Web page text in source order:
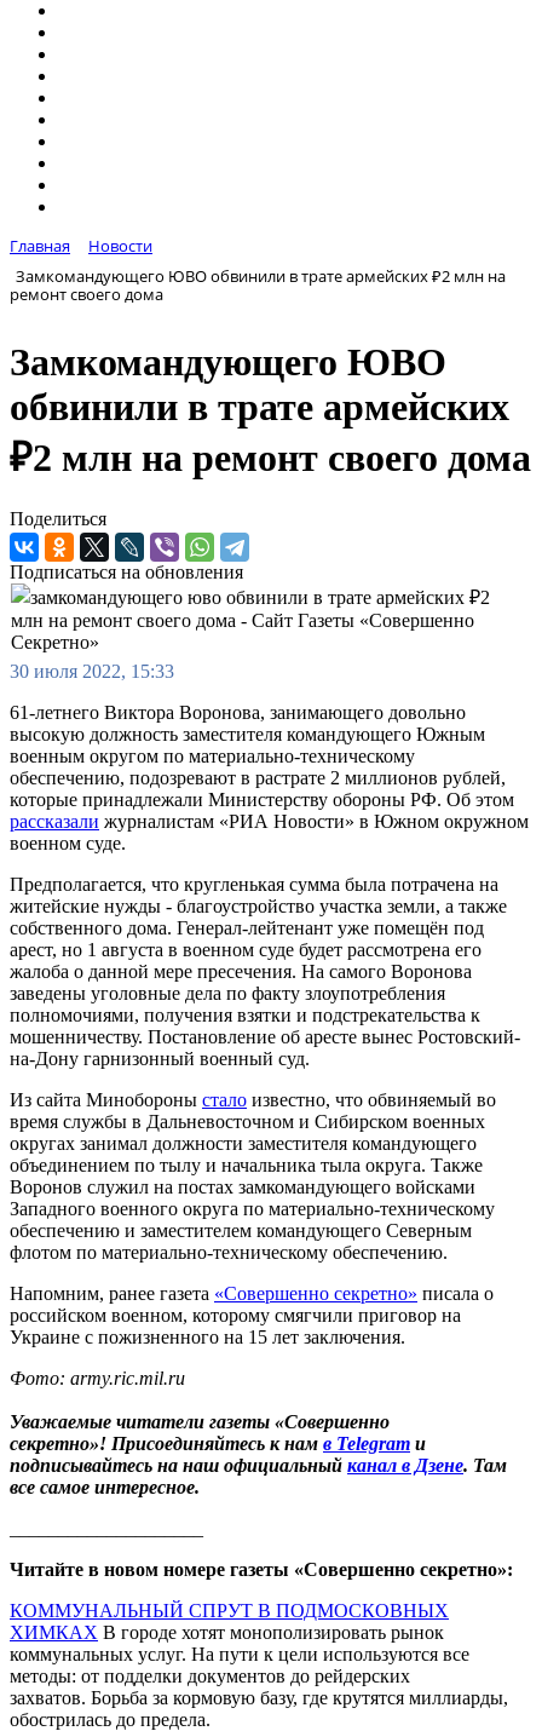
Главная
Новости
Замкомандующего ЮВО обвинили в трате армейских ₽2 млн на
ремонт своего дома
Замкомандующего ЮВО
обвинили в трате армейских
₽2 млн на ремонт своего дома
Поделиться
Подписаться на обновления
30 июля 2022, 15:33
61-летнего Виктора Воронова, занимающего довольно
высокую должность заместителя командующего Южным
военным округом по материально-техническому
обеспечению, подозревают в растрате 2 миллионов рублей,
которые принадлежали Министерству обороны РФ. Об этом
рассказали журналистам «РИА Новости» в Южном окружном
военном суде.
Предполагается, что кругленькая сумма была потрачена на
житейские нужды - благоустройство участка земли, а также
собственного дома. Генерал-лейтенант уже помещён под
арест, но 1 августа в военном суде будет рассмотрена его
жалоба о данной мере пресечения. На самого Воронова
заведены уголовные дела по факту злоупотребления
полномочиями, получения взятки и подстрекательства к
мошенничеству. Постановление об аресте вынес Ростовский-
на-Дону гарнизонный военный суд.
Из сайта Минобороны стало известно, что обвиняемый во
время службы в Дальневосточном и Сибирском военных
округах занимал должности заместителя командующего
объединением по тылу и начальника тыла округа. Также
Воронов служил на постах замкомандующего войсками
Западного военного округа по материально-техническому
обеспечению и заместителем командующего Северным
флотом по материально-техническому обеспечению.
Напомним, ранее газета «Совершенно секретно» писала о
российском военном, которому смягчили приговор на
Украине с пожизненного на 15 лет заключения.
Фото: army.ric.mil.ru
Уважаемые читатели газеты «Совершенно
секретно»! Присоединяйтесь к нам в Telegram и
подписывайтесь на наш официальный канал в Дзене. Там
все самое интересное.
Читайте в новом номере газеты «Совершенно секретно»:
КОММУНАЛЬНЫЙ СПРУТ В ПОДМОСКОВНЫХ
ХИМКАХ В городе хотят монополизировать рынок
коммунальных услуг. На пути к цели используются все
методы: от подделки документов до рейдерских
захватов. Борьба за кормовую базу, где крутятся миллиарды,
обострилась до предела.